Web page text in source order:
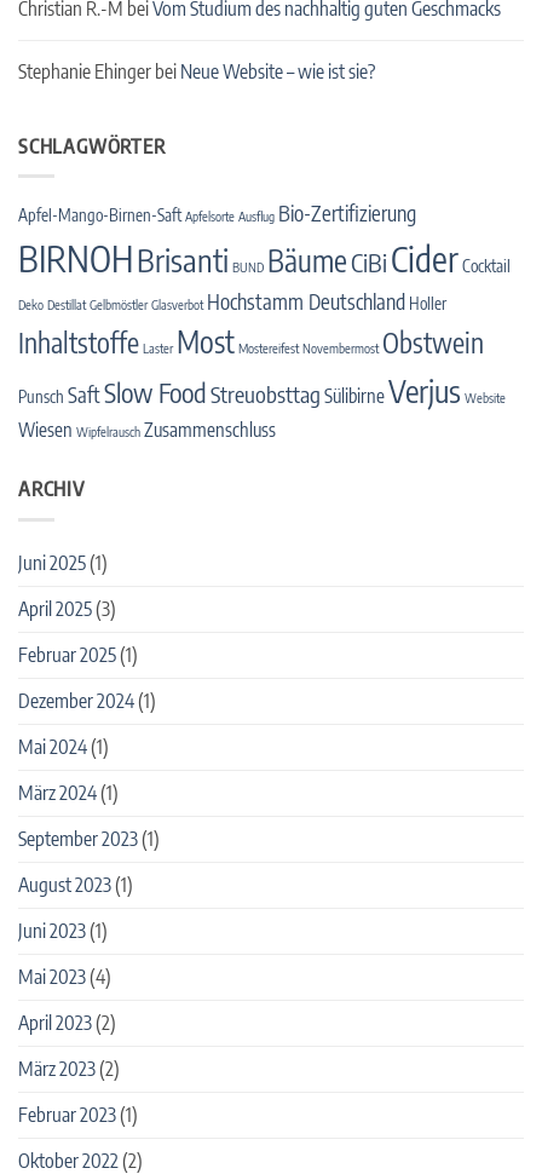
Christian R.-M beiVom Studium des nachhaltig guten Geschmacks
Stephanie Ehinger bei Neue Website – wie ist sie?
SCHLAGWÖRTER
Apfel-Mango-Birnen-Saft Apfelsorte Ausflug Bio-Zertifizierung
BIRNOHBrisanti BUND BäumeCiBi CiderCocktail
Deko Destillat Gelbmöstler Glasverbot Hochstamm Deutschland Holler
Inhaltstoffe Laster Most Mostereifest Novembermost Obstwein
Punsch SaftSlow FoodStreuobsttag SülibirneVerjus Website
Wiesen Wipfelrausch Zusammenschluss
ARCHIV
Juni 2025(1)
April 2025(3)
Februar 2025(1)
Dezember 2024(1)
Mai 2024(1)
März 2024(1)
September 2023(1)
August 2023(1)
Juni 2023(1)
Mai 2023(4)
April 2023(2)
März 2023(2)
Februar 2023(1)
Oktober 2022 (2)